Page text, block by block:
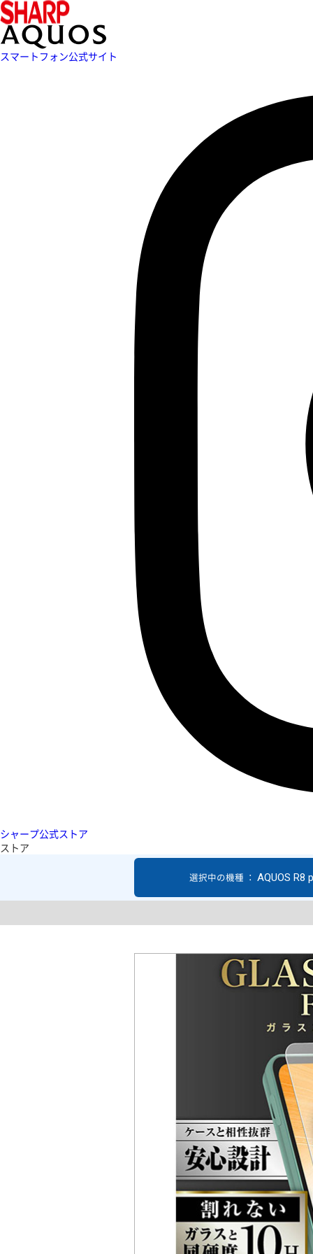
スマートフォン公式サイト
シャープ公式ストア
ストア
選択中の機種 ： AQUOS R8